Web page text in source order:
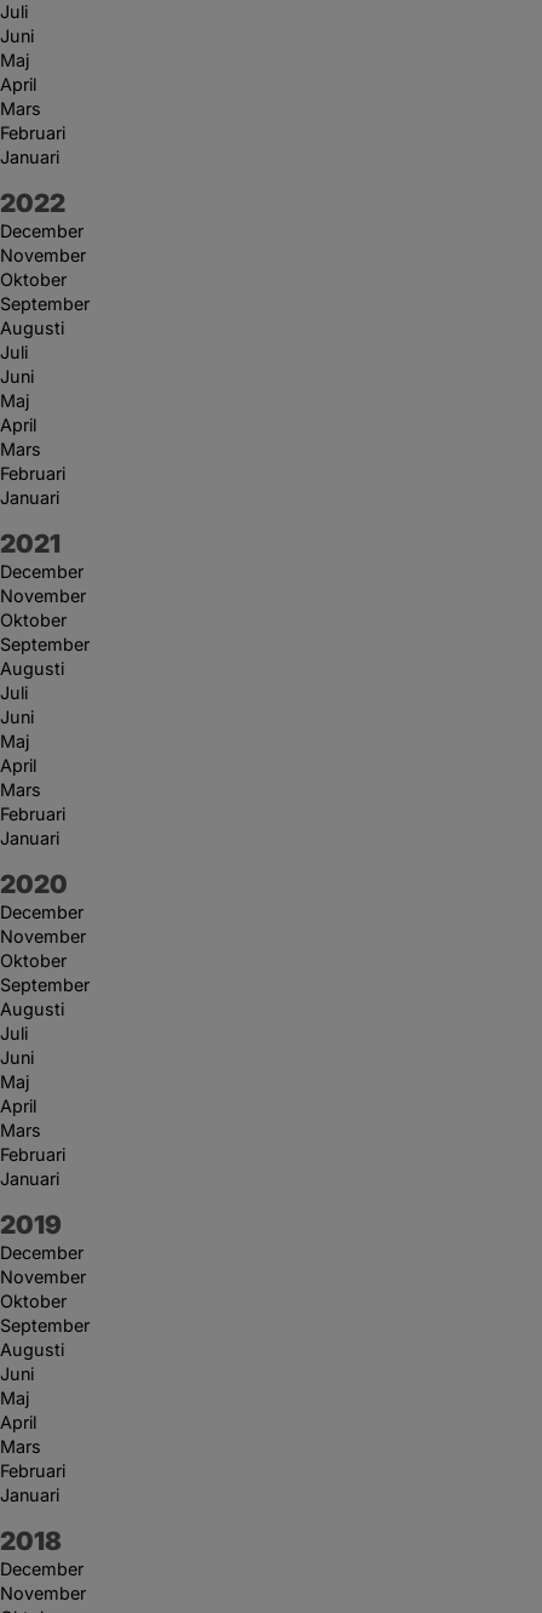
Juli
Juni
Maj
April
Mars
Februari
Januari
År:
2022
December
November
Oktober
September
Augusti
Juli
Juni
Maj
April
Mars
Februari
Januari
År:
2021
December
November
Oktober
September
Augusti
Juli
Juni
Maj
April
Mars
Februari
Januari
År:
2020
December
November
Oktober
September
Augusti
Juli
Juni
Maj
April
Mars
Februari
Januari
År:
2019
December
November
Oktober
September
Augusti
Juni
Maj
April
Mars
Februari
Januari
År:
2018
December
November